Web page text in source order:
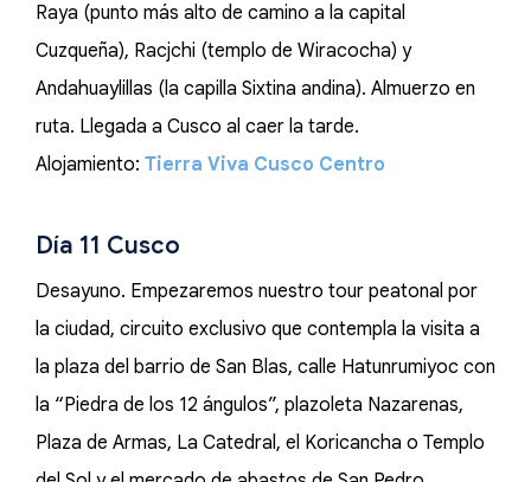
Raya (punto más alto de camino a la capital
Cuzqueña), Racjchi (templo de Wiracocha) y
Andahuaylillas (la capilla Sixtina andina). Almuerzo en
ruta. Llegada a Cusco al caer la tarde.
Alojamiento: Tierra Viva Cusco Centro
Día 11 Cusco
Desayuno. Empezaremos nuestro tour peatonal por
la ciudad, circuito exclusivo que contempla la visita a
la plaza del barrio de San Blas, calle Hatunrumiyoc con
la “Piedra de los 12 ángulos”, plazoleta Nazarenas,
Plaza de Armas, La Catedral, el Koricancha o Templo